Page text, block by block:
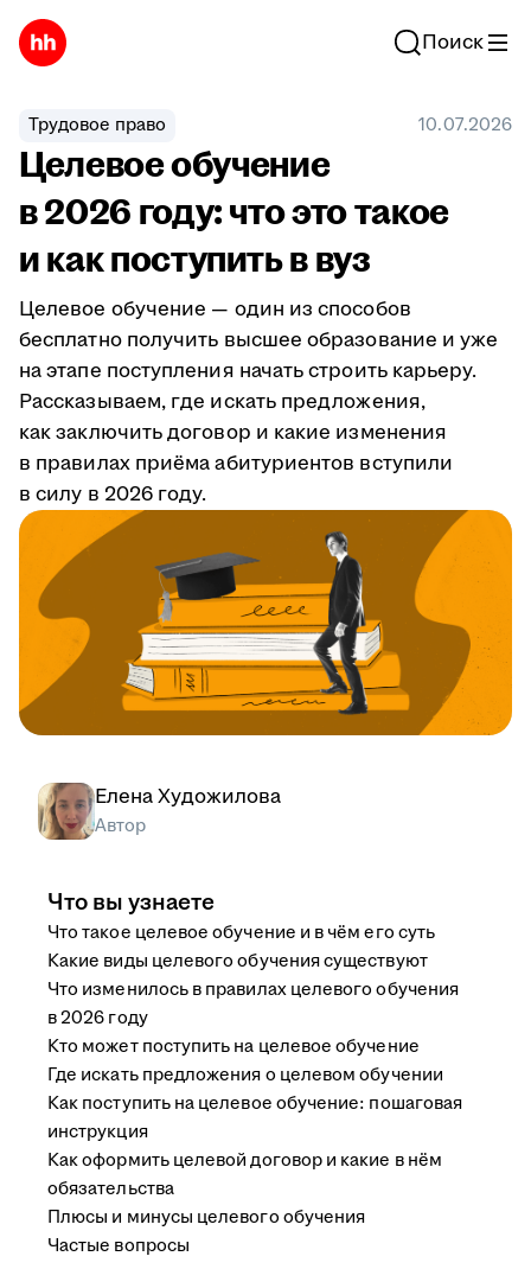
Поиск
Трудовое право 10.07.2026
Целевое обучение
в 2026 году: что это такое
и как поступить в вуз
Целевое обучение — один из способов
бесплатно получить высшее образование и уже
на этапе поступления начать строить карьеру.
Рассказываем, где искать предложения,
как заключить договор и какие изменения
в правилах приёма абитуриентов вступили
в силу в 2026 году.
Елена Художилова
Автор
Что вы узнаете
Что такое целевое обучение и в чём его суть
Какие виды целевого обучения существуют
Что изменилось в правилах целевого обучения
в 2026 году
Кто может поступить на целевое обучение
Где искать предложения о целевом обучении
Как поступить на целевое обучение: пошаговая
инструкция
Как оформить целевой договор и какие в нём
обязательства
Плюсы и минусы целевого обучения
Частые вопросы